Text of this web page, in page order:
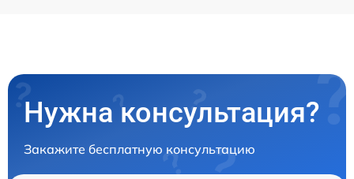
Нужна консультация?
Закажите бесплатную консультацию